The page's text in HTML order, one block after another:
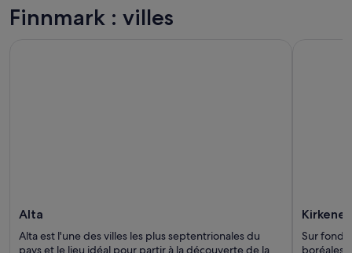
Finnmark : villes
Alta
Alta est l'une des villes les plus septentrionales du
pays et le lieu idéal pour partir à la découverte de la
Kirkenes
Sur fond
boréales